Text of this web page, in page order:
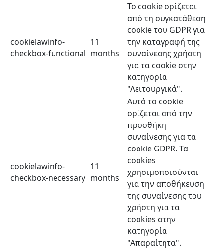
cookielawinfo-
checkbox-functional
11
months
Το cookie ορίζεται
από τη συγκατάθεση
cookie του GDPR για
την καταγραφή της
συναίνεσης χρήστη
για τα cookie στην
κατηγορία
"Λειτουργικά".
cookielawinfo-
checkbox-necessary
11
months
Αυτό το cookie
ορίζεται από την
προσθήκη
συναίνεσης για τα
cookie GDPR. Τα
cookies
χρησιμοποιούνται
για την αποθήκευση
της συναίνεσης του
χρήστη για τα
cookies στην
κατηγορία
"Απαραίτητα".